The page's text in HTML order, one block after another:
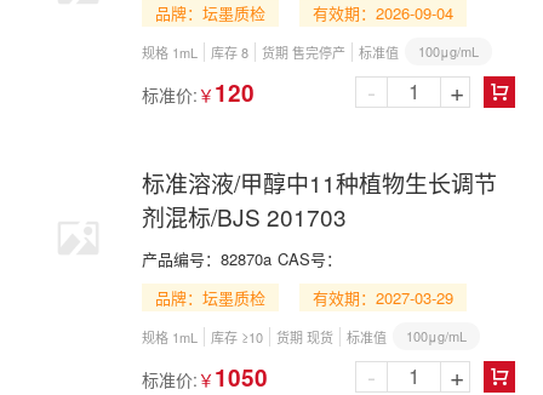
品牌：坛墨质检
有效期：2026-09-04
规格 1mL 库存 8 货期 售完停产 标准值 100μg/mL
标准价: ￥ 120 
- +
标准溶液/甲醇中11种植物生长调节
剂混标/BJS 201703
产品编号： 82870a CAS号：
品牌：坛墨质检
有效期：2027-03-29
规格 1mL 库存 ≥10 货期 现货 标准值 100μg/mL
标准价: ￥ 1050 
- +